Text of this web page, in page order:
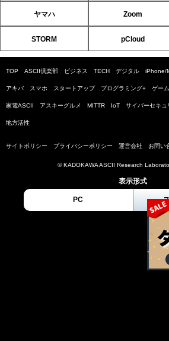
ヤマハ Zoom
STORM pCloud
TOP ASCII倶楽部 ビジネス TECH デジタル iPhone/
アキバ スマホ スタートアップ プログラミング+ ゲーム
家電ASCII アスキーグルメ MITTR IoT サイバーセキュ
地方活性
サイトポリシー プライバシーポリシー 運営会社 お問い
© KADOKAWA ASCII Research
表示形式
PC